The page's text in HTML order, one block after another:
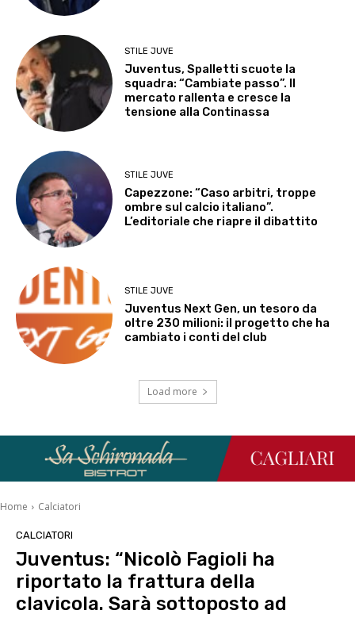
STILE JUVE
Juventus, Spalletti scuote la
squadra: “Cambiate passo”. Il
mercato rallenta e cresce la
tensione alla Continassa
STILE JUVE
Capezzone: “Caso arbitri, troppe
ombre sul calcio italiano”.
L’editoriale che riapre il dibattito
STILE JUVE
Juventus Next Gen, un tesoro da
oltre 230 milioni: il progetto che ha
cambiato i conti del club
Load more